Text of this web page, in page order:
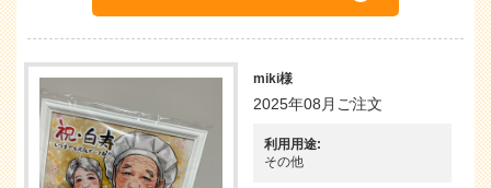
miki様
2025年08月ご注文
利用用途:
その他